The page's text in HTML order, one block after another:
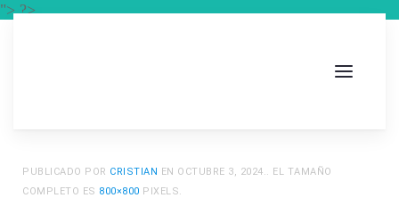
"> ?>
PUBLICADO POR CRISTIAN EN OCTUBRE 3, 2024.. EL TAMAÑO
COMPLETO ES 800×800 PIXELS.